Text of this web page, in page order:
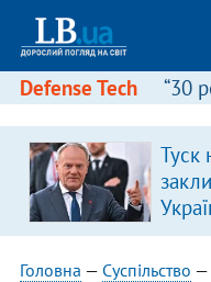
Defense Tech “30
Туск
Головна — Суспільство —